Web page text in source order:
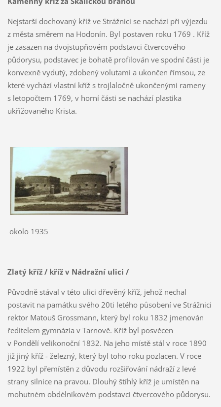
Nejstarší dochovaný kříž ve Strážnici se nachází při výjezdu
z města směrem na Hodonín. Byl postaven roku 1769 . Kříž
je zasazen na dvojstupňovém podstavci čtvercového
půdorysu, podstavec je bohatě profilován ve spodní části je
konvexně vydutý, zdobený volutami a ukončen římsou, ze
které vychází vlastní kříž s trojlaločně ukončenými rameny
s letopočtem 1769, v horní části se nachází plastika
ukřižovaného Krista.
okolo 1935
Zlatý kříž / kříž v Nádražní ulici /
Původně stával v této ulici dřevěný kříž, jehož nechal
postavit na památku svého 20ti letého působení ve Strážnici
rektor Matouš Grossmann, který byl roku 1832 jmenován
ředitelem gymnázia v Tarnově. Kříž byl posvěcen
v Pondělí velikonoční 1832. Na jeho místě stál v roce 1890
již jiný kříž - železný, který byl toho roku pozlacen. V roce
1922 byl přemístěn z důvodu rozšiřování nádraží z levé
strany silnice na pravou. Dlouhý štíhlý kříž je umístěn na
mohutném obdélníkovém podstavci čtvercového půdorysu.